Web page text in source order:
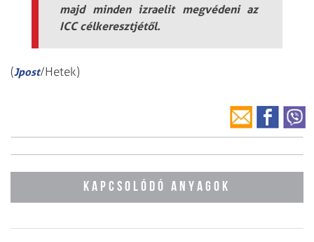
majd minden izraelit megvédeni az
ICC célkeresztjétől.
(Jpost/Hetek)
KAPCSOLÓDÓ ANYAGOK